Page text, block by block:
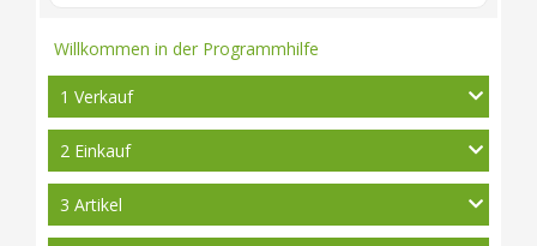
Willkommen in der Programmhilfe
1 Verkauf
2 Einkauf
3 Artikel